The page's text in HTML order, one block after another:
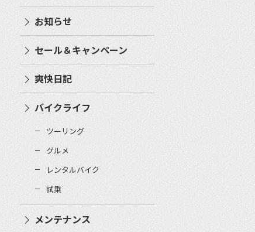
お知らせ
セール＆キャンペーン
爽快日記
バイクライフ
ツーリング
グルメ
レンタルバイク
試乗
メンテナンス